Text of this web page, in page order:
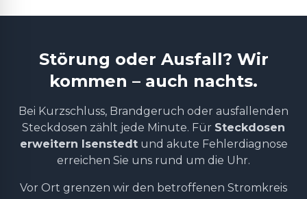
Störung oder Ausfall? Wir
kommen – auch nachts.
Bei Kurzschluss, Brandgeruch oder ausfallenden
Steckdosen zählt jede Minute. Für Steckdosen
erweitern Isenstedtund akute Fehlerdiagnose
erreichen Sie uns rund um die Uhr.
Vor Ort grenzen wir den betroffenen Stromkreis